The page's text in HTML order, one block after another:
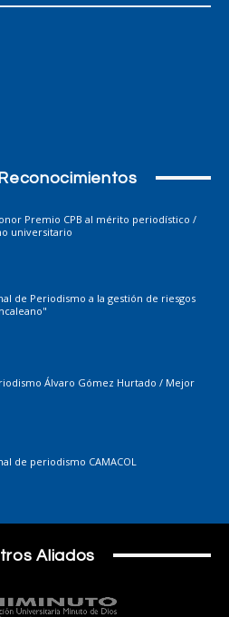
Premio CPB al mérito periodístico /
universitario
de Periodismo a la gestión de riesgos
Álvaro Gómez Hurtado / Mejor
de periodismo CAMACOL
Aliados